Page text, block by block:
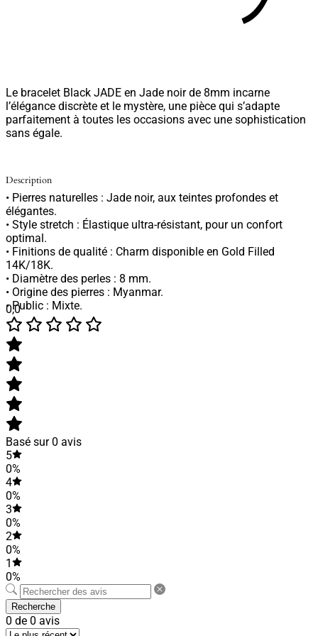
Le bracelet Black JADE en Jade noir de 8mm incarne
l’élégance discrète et le mystère, une pièce qui s’adapte
parfaitement à toutes les occasions avec une sophistication
sans égale.
Description
• Pierres naturelles : Jade noir, aux teintes profondes et
élégantes.
• Style stretch : Élastique ultra-résistant, pour un confort
optimal.
• Finitions de qualité : Charm disponible en Gold Filled
14K/18K.
• Diamètre des perles : 8 mm.
• Origine des pierres : Myanmar.
• Public : Mixte.
0,0
Basé sur 0 avis
5
0%
4
0%
3
0%
2
0%
1
0%
Recherche
0 de 0 avis